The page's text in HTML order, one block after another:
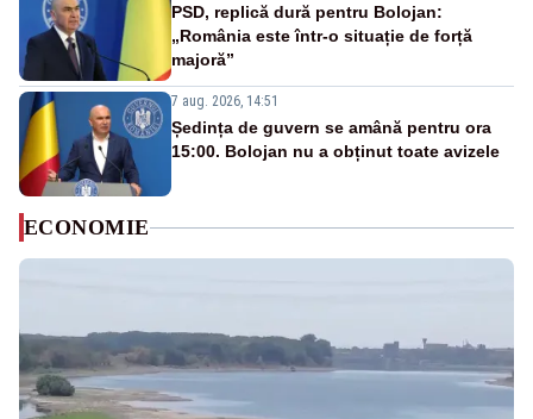
PSD, replică dură pentru Bolojan:
„România este într-o situație de forță
majoră”
7 aug. 2026, 14:51
Ședința de guvern se amână pentru ora
15:00. Bolojan nu a obținut toate avizele
ECONOMIE